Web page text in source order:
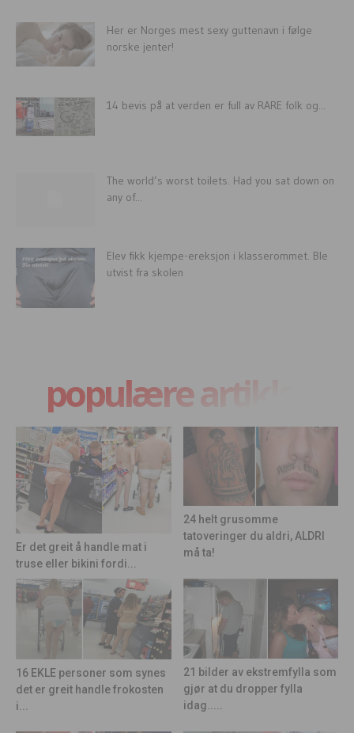
Her er Norges mest sexy guttenavn i følge
norske jenter!
14 bevis på at verden er full av RARE folk og...
The world’s worst toilets. Had you sat down on
any of...
Elev fikk kjempe-ereksjon i klasserommet. Ble
utvist fra skolen
populære artikler
Er det greit å handle mat i
truse eller bikini fordi...
24 helt grusomme
tatoveringer du aldri, ALDRI
må ta!
16 EKLE personer som synes
det er greit handle frokosten
i...
21 bilder av ekstremfylla som
gjør at du dropper fylla
idag.....